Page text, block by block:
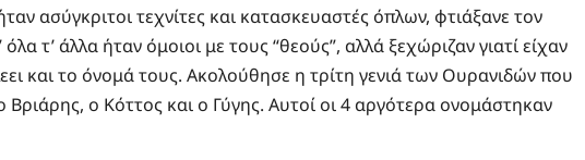
ασύγκριτοι τεχνίτες και κατασκευαστές όπλων, φτιάξανε τον
τ’ άλλα ήταν όμοιοι με τους “θεούς”, αλλά ξεχώριζαν γιατί είχαν
και το όνομά τους. Ακολούθησε η τρίτη γενιά των Ουρανιδών που
Βριάρης, ο Κόττος και ο Γύγης. Αυτοί οι 4 αργότερα ονομάστηκαν